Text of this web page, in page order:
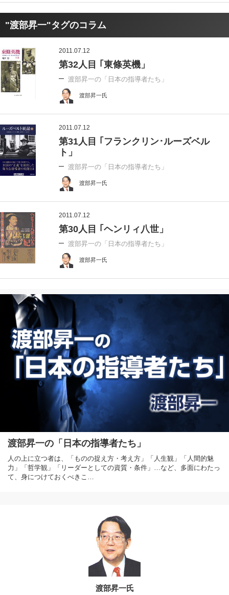
"渡部昇一"タグのコラム
2011.07.12
第32人目 ｢東條英機」
渡部昇一の「日本の指導者たち」
渡部昇一氏
2011.07.12
第31人目 ｢フランクリン･ルーズベル
ト」
渡部昇一の「日本の指導者たち」
渡部昇一氏
2011.07.12
第30人目 ｢ヘンリィ八世」
渡部昇一の「日本の指導者たち」
渡部昇一氏
渡部昇一の「日本の指導者たち」
人の上に立つ者は、「ものの捉え方・考え方」「人生観」「人間的魅
力」「哲学観」「リーダーとしての資質・条件」…など、多面にわたっ
て、身につけておくべきこ…
渡部昇一氏